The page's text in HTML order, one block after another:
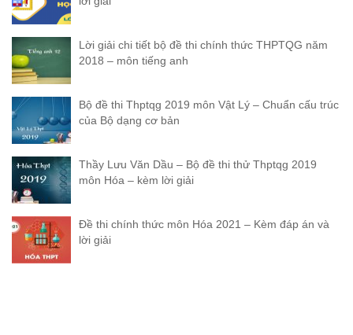
Lời giải chi tiết bộ đề thi chính thức THPTQG năm
2018 – môn tiếng anh
Bộ đề thi Thptqg 2019 môn Vật Lý – Chuẩn cấu trúc
của Bộ dạng cơ bản
Thầy Lưu Văn Dầu – Bộ đề thi thử Thptqg 2019
môn Hóa – kèm lời giải
Đề thi chính thức môn Hóa 2021 – Kèm đáp án và
lời giải